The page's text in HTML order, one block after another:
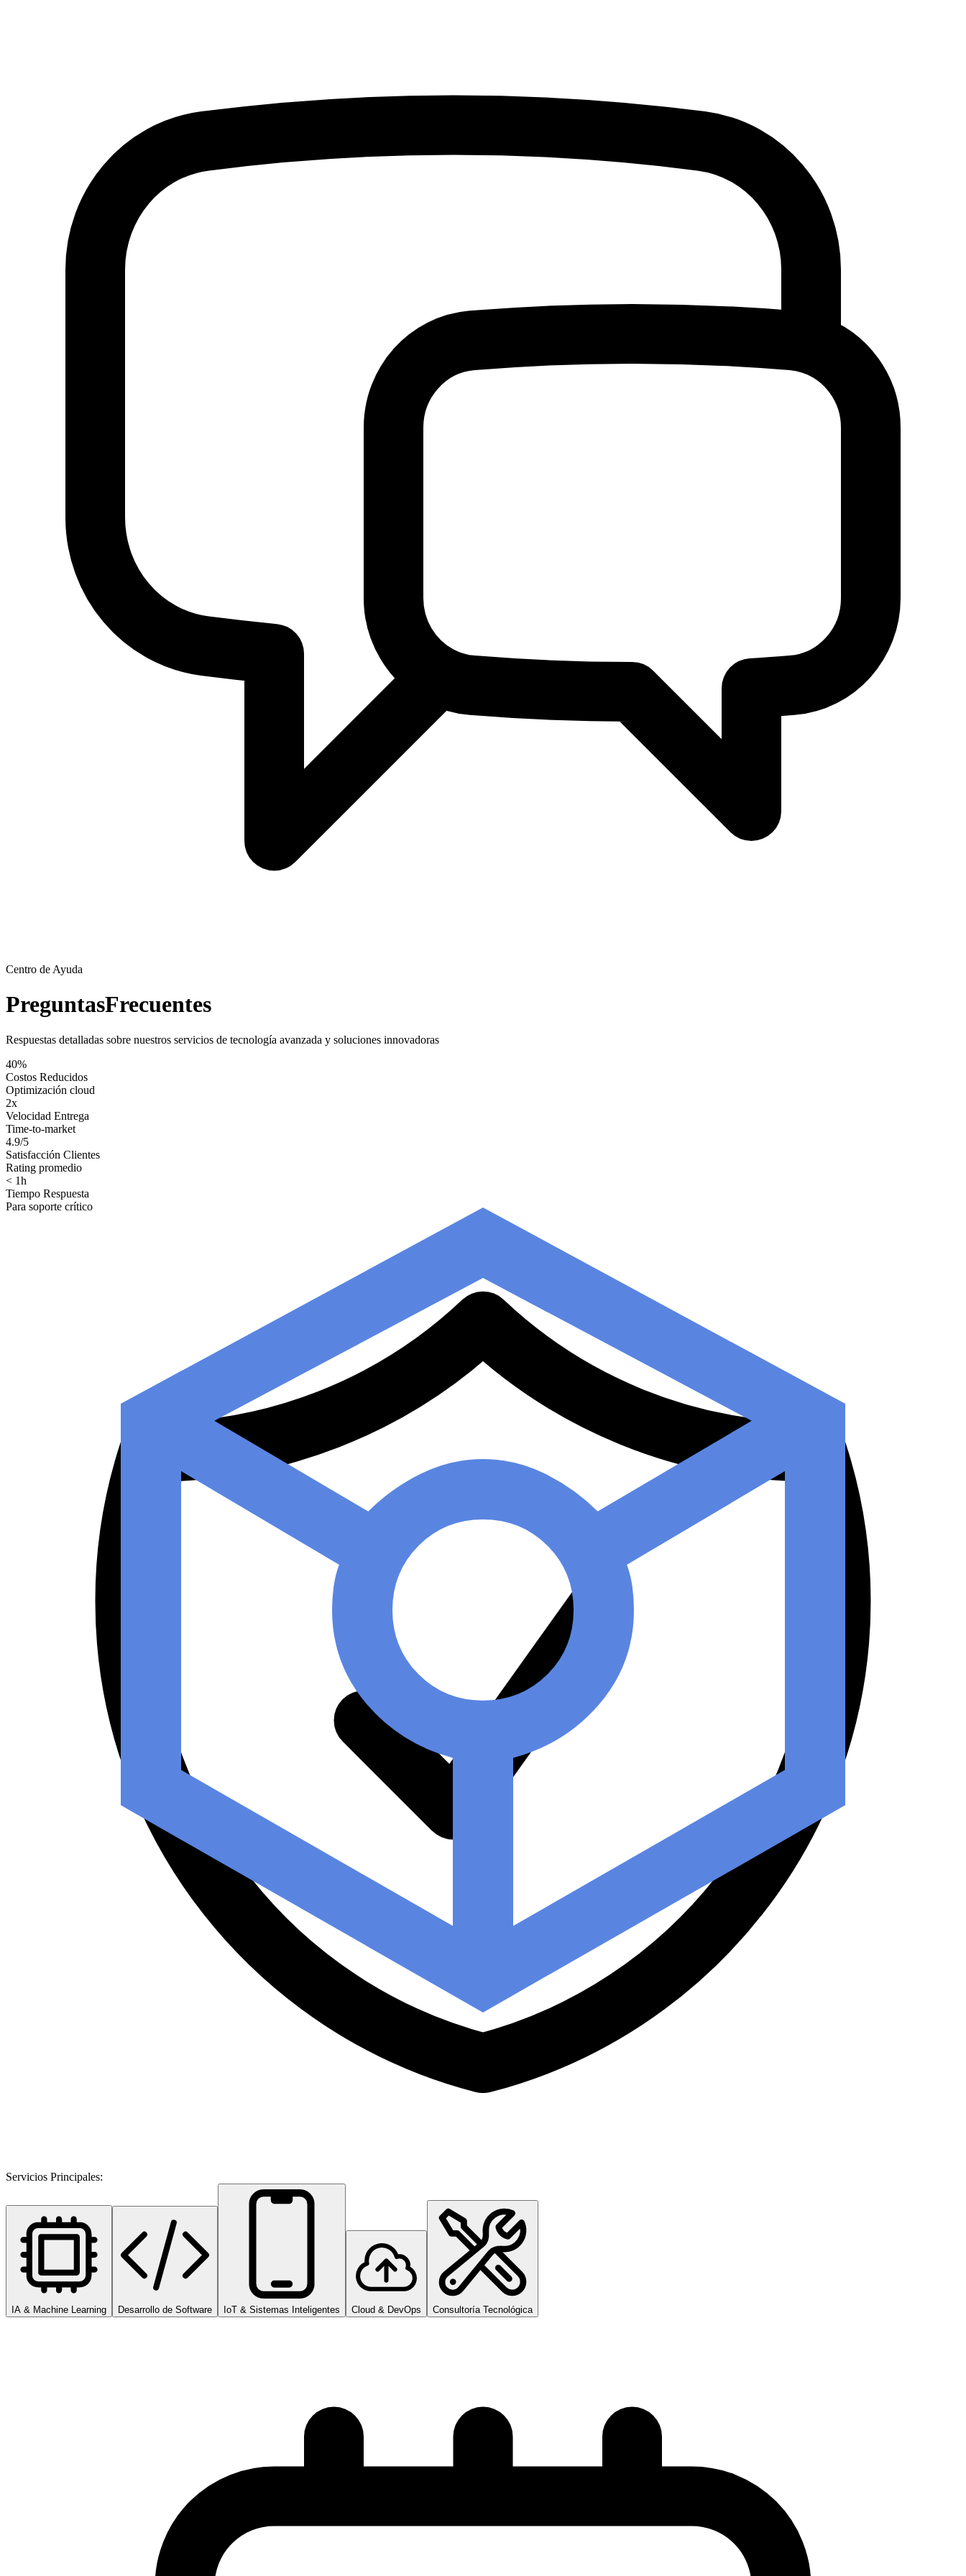
Centro de Ayuda
PreguntasFrecuentes
Respuestas detalladas sobre nuestros servicios de tecnología avanzada y soluciones innovadoras
40%
Costos Reducidos
Optimización cloud
2x
Velocidad Entrega
Time-to-market
4.9/5
Satisfacción Clientes
Rating promedio
< 1h
Tiempo Respuesta
Para soporte crítico
Servicios Principales:
IA & Machine Learning Desarrollo de Software IoT & Sistemas Inteligentes Cloud & DevOps Consultoría Tecnológica